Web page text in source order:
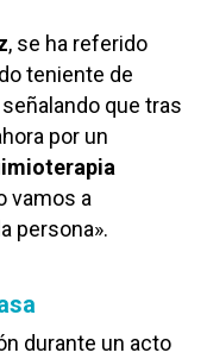
, se ha referido
teniente de
señalando que tras
por un
vamos a
persona».
durante un acto